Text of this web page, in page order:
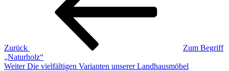
Zurück
Zum Begriff
„Naturholz“
Nächster
Weiter Die vielfältigen Varianten unserer Landhausmöbel